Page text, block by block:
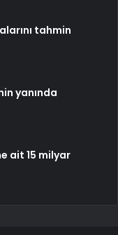
tahmin
yanında
ait 15 milyar